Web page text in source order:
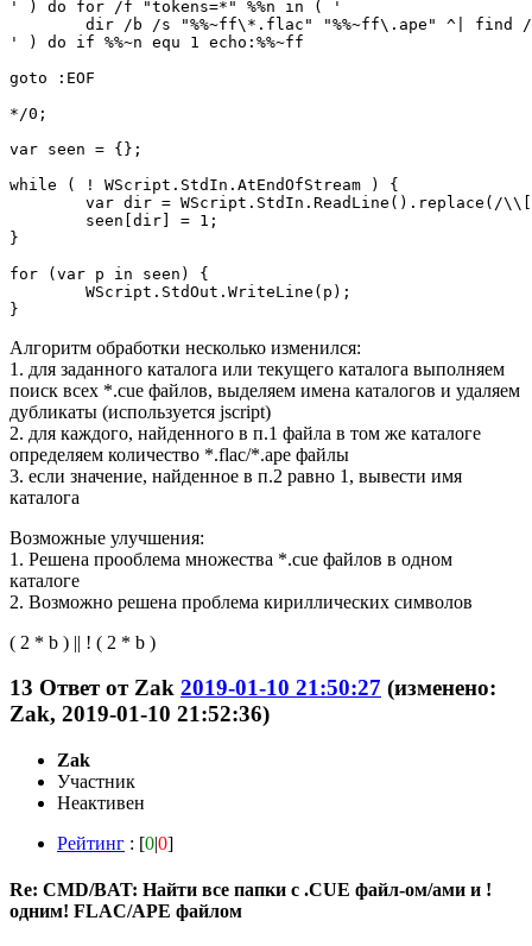
' ) do for /f "tokens=*" %%n in ( '
' ) do if %%~n equ 1 echo:%%~ff
goto :EOF
*/0;
var seen = {};
while ( ! WScript.StdIn.AtEndOfStream ) {
}
for (var p in seen) {
Алгоритм обработки несколько изменился:
1. для заданного каталога или текущего каталога выполняем
поиск всех *.cue файлов, выделяем имена каталогов и удаляем
дубликаты (используется jscript)
2. для каждого, найденного в п.1 файла в том же каталоге
определяем количество *.flac/*.ape файлы
3. если значение, найденное в п.2 равно 1, вывести имя
каталога
Возможные улучшения:
1. Решена прооблема множества *.cue файлов в одном
каталоге
2. Возможно решена проблема кириллических символов
( 2 * b ) || ! ( 2 * b )
13 Ответ отZak 2019-01-10 21:50:27 (изменено:
Zak, 2019-01-10 21:52:36)
Zak
Участник
Неактивен
Рейтинг : [0|0]
Re: CMD/BAT: Найти все папки с .CUE файл-ом/ами и !
одним! FLAC/APE файлом